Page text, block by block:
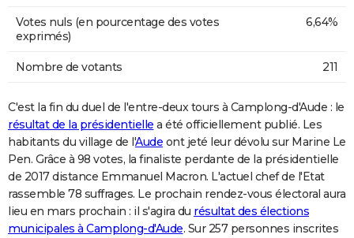
Votes nuls (en pourcentage des votes
exprimés)
6,64%
Nombre de votants 211
C'est la fin du duel de l'entre-deux tours à Camplong-d'Aude : le
résultat de la présidentielle a été officiellement publié. Les
habitants du village de l'Aude ont jeté leur dévolu sur Marine Le
Pen. Grâce à 98 votes, la finaliste perdante de la présidentielle
de 2017 distance Emmanuel Macron. L'actuel chef de l'Etat
rassemble 78 suffrages. Le prochain rendez-vous électoral aura
lieu en mars prochain : il s'agira du résultat des élections
municipales à Camplong-d'Aude. Sur 257 personnes inscrites